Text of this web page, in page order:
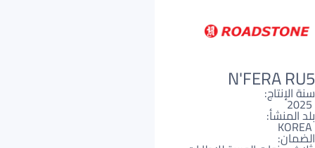
N'FERA RU5
سنة الإنتاج:
2025
بلد المنشأ:
KOREA
الضمان: